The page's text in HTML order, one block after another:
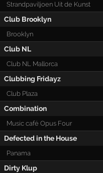
Strandpaviljoen Uit de Kunst
Club Brooklyn
Brooklyn
Club NL
Club NL Mallorca
Clubbing Fridayz
Club Plaza
Combination
Music café Opus Four
Defected in the House
Panama
Dirty Klup